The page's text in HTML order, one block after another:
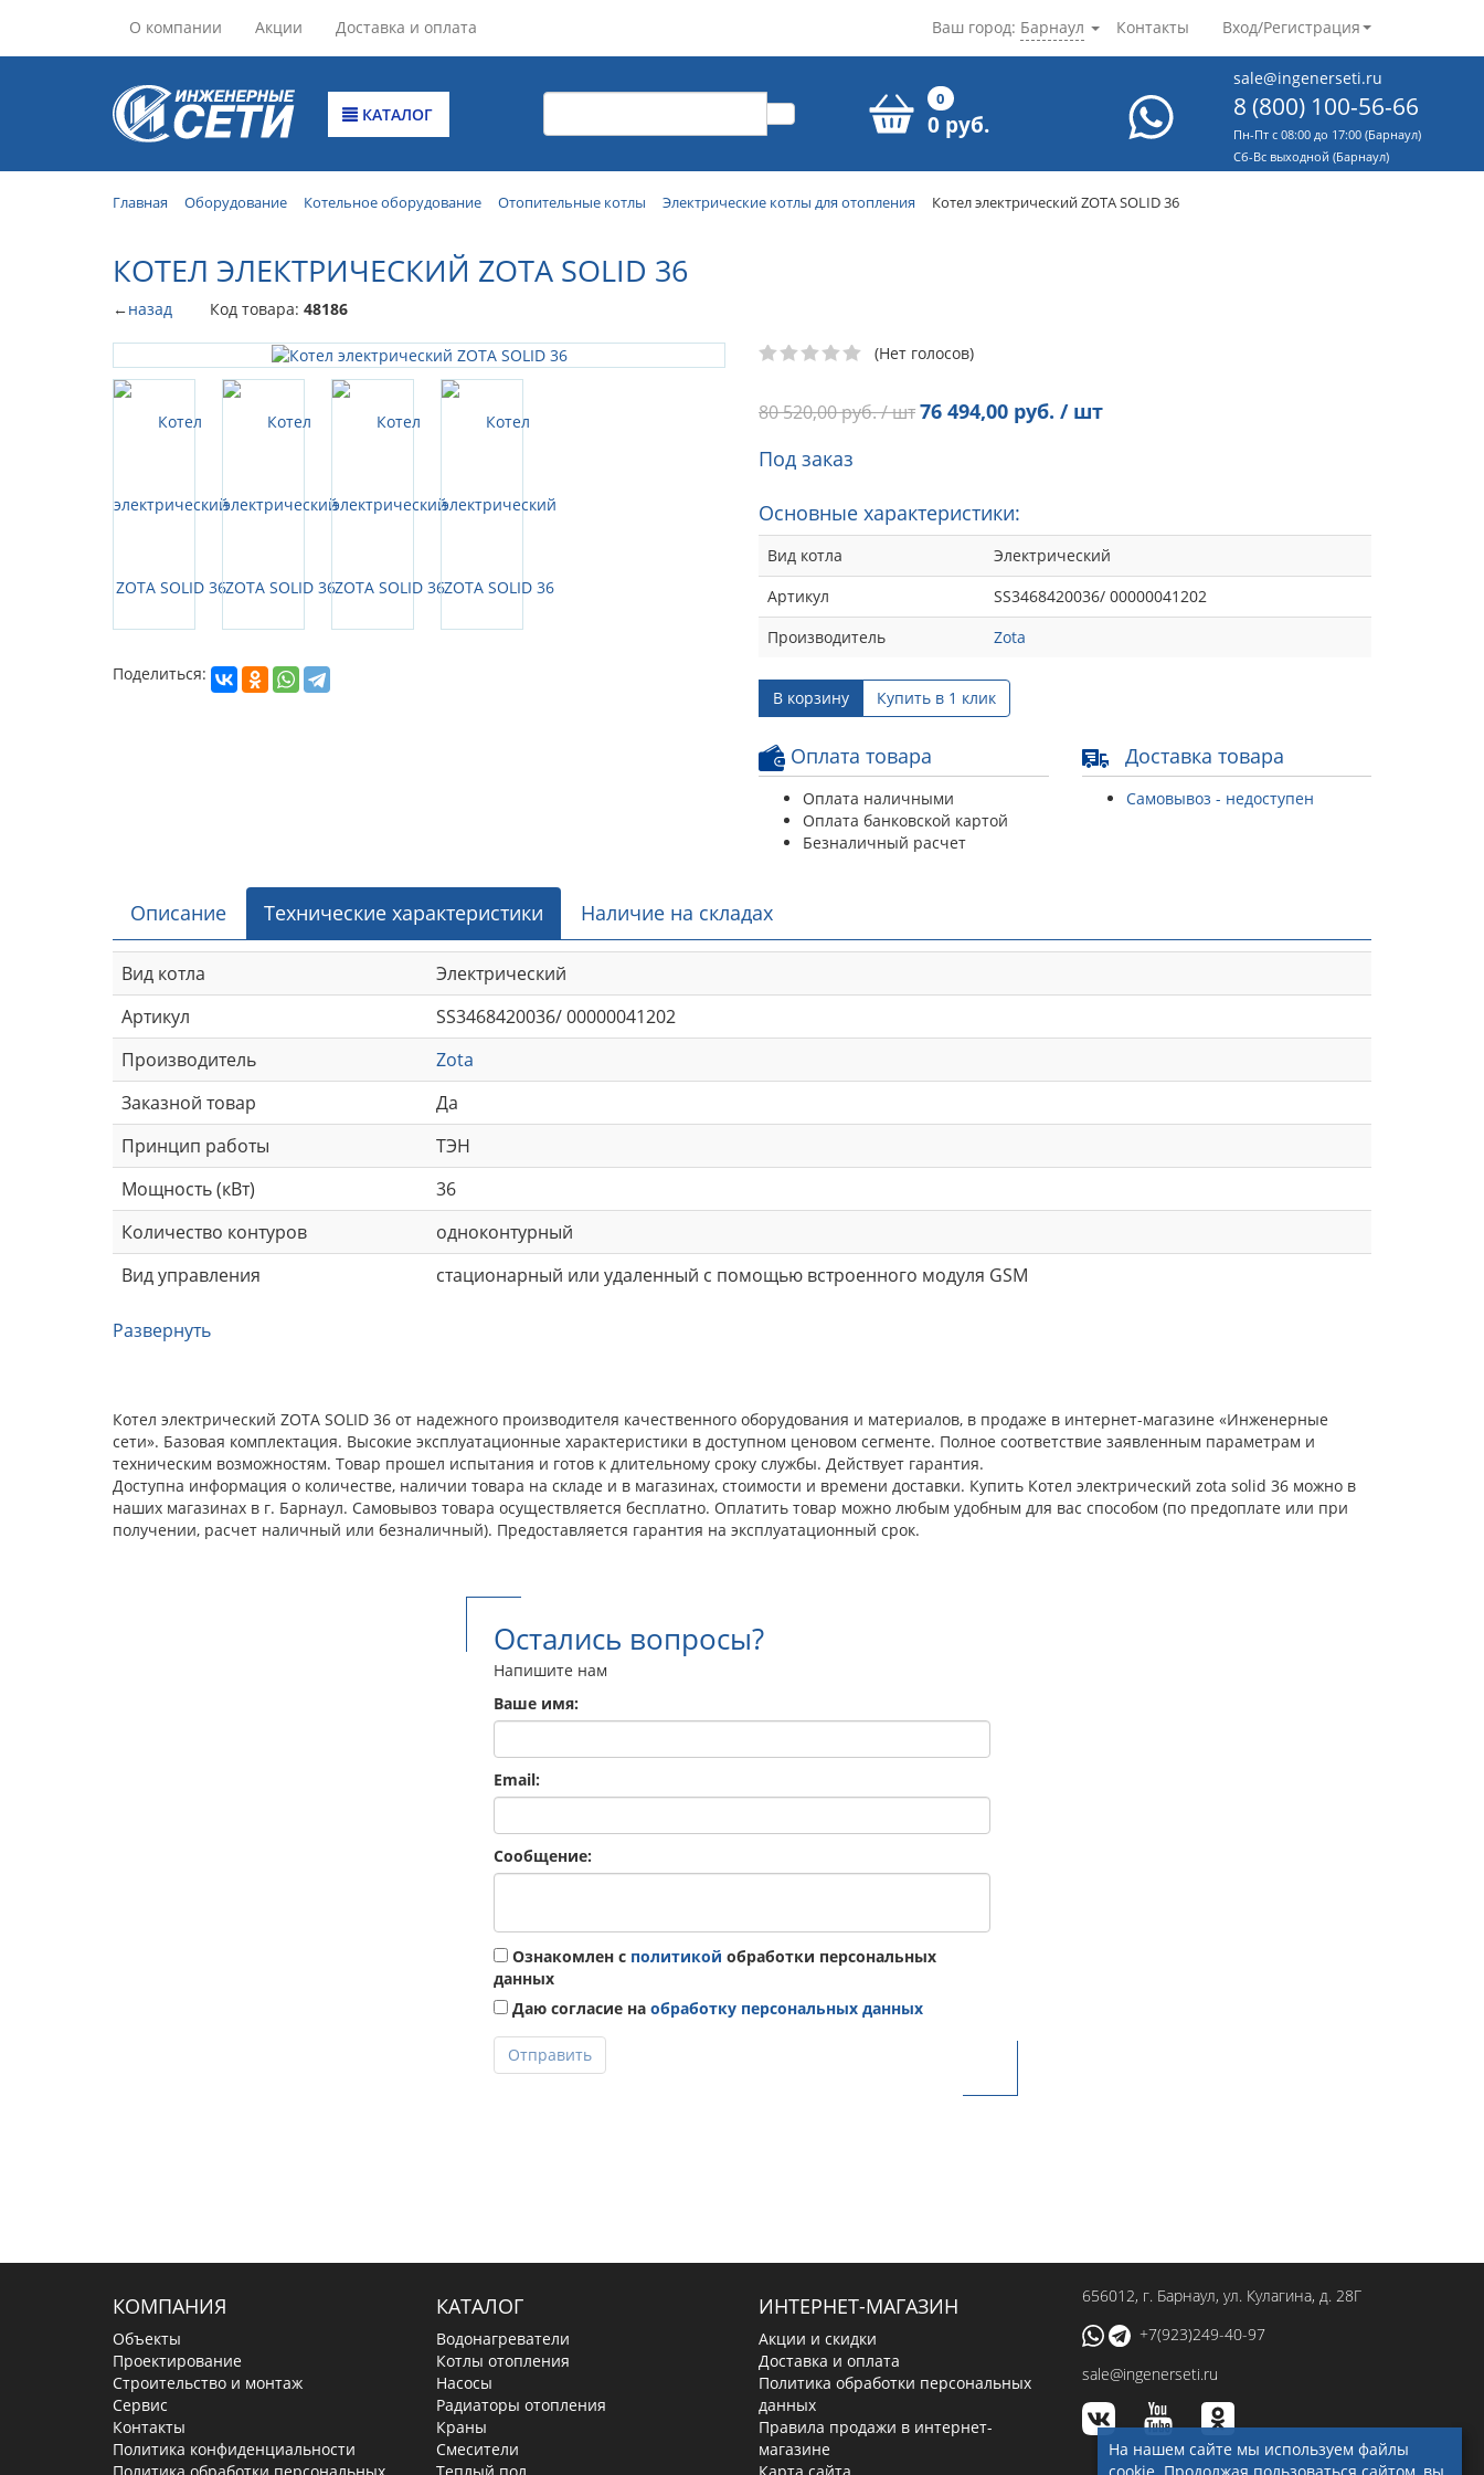
О компании Акции Доставка и оплата Контакты Вход/Регистрация
Ваш город: Барнаул
КАТАЛОГ
0
0 руб.
sale@ingenerseti.ru
8 (800) 100-56-66
Пн-Пт с 08:00 до 17:00 (Барнаул)
Cб-Вс выходной (Барнаул)
Главная Оборудование Котельное оборудование Отопительные котлы Электрические котлы для отопления Котел электрический ZOTA SOLID 36
КОТЕЛ ЭЛЕКТРИЧЕСКИЙ ZOTA SOLID 36
←назад Код товара: 48186
Поделиться:
(Нет голосов)
80 520,00руб. / шт76 494,00 руб. / шт
Под заказ
Основные характеристики:
Вид котла
Электрический
Артикул
SS3468420036/ 00000041202
Производитель
Zota
В корзину Купить в 1 клик
Оплата товара
Оплата наличными
Оплата банковской картой
Безналичный расчет
Доставка товара
Самовывоз - недоступен
Описание Технические характеристики Наличие на складах
Вид котла
Электрический
Артикул
SS3468420036/ 00000041202
Производитель
Zota
Заказной товар
Да
Принцип работы
ТЭН
Мощность (кВт)
36
Количество контуров
одноконтурный
Вид управления
стационарный или удаленный с помощью встроенного модуля GSM
Развернуть
Котел электрический ZOTA SOLID 36 от надежного производителя качественного оборудования и материалов, в продаже в интернет-магазине «Инженерные
сети». Базовая комплектация. Высокие эксплуатационные характеристики в доступном ценовом сегменте. Полное соответствие заявленным параметрам и
техническим возможностям. Товар прошел испытания и готов к длительному сроку службы. Действует гарантия.
Доступна информация о количестве, наличии товара на складе и в магазинах, стоимости и времени доставки. Купить Котел электрический zota solid 36 можно в
наших магазинах в г. Барнаул. Самовывоз товара осуществляется бесплатно. Оплатить товар можно любым удобным для вас способом (по предоплате или при
получении, расчет наличный или безналичный). Предоставляется гарантия на эксплуатационный срок.
Остались вопросы?
Напишите нам
Ваше имя:
Email:
Сообщение:
Ознакомлен с политикой обработки персональных
данных
Даю согласие на обработку персональных данных
Отправить
КОМПАНИЯ
Объекты
Проектирование
Строительство и монтаж
Сервис
Контакты
Политика конфиденциальности
КАТАЛОГ
Водонагреватели
Котлы отопления
Насосы
Радиаторы отопления
Краны
Смесители
ИНТЕРНЕТ-МАГАЗИН
Акции и скидки
Доставка и оплата
Политика обработки персональных
данных
Правила продажи в интернет-
магазине
656012, г. Барнаул, ул. Кулагина, д. 28Г
+7(923)249-40-97
sale@ingenerseti.ru
На нашем сайте мы используем файлы